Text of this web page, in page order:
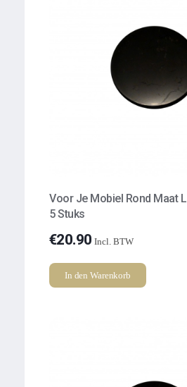
Voor Je Mobiel Rond Maat L
5 Stuks
€20.90 Incl. BTW
In den Warenkorb